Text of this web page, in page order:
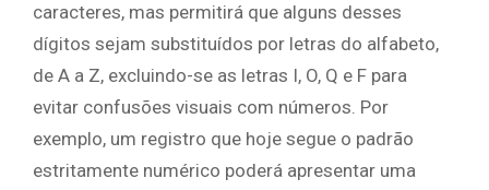
caracteres, mas permitirá que alguns desses
dígitos sejam substituídos por letras do alfabeto,
de A a Z, excluindo-se as letras I, O, Q e F para
evitar confusões visuais com números. Por
exemplo, um registro que hoje segue o padrão
estritamente numérico poderá apresentar uma